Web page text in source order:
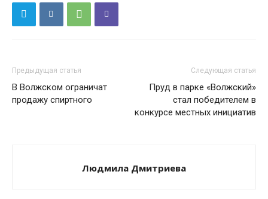
Предыдущая статья
В Волжском ограничат
продажу спиртного
Следующая статья
Пруд в парке «Волжский»
стал победителем в
конкурсе местных инициатив
Людмила Дмитриева